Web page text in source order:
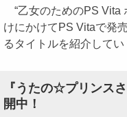
“乙女のためのPS Vita
けにかけてPS Vitaで発
るタイトルを紹介してい
『うたの☆プリンス
開中！